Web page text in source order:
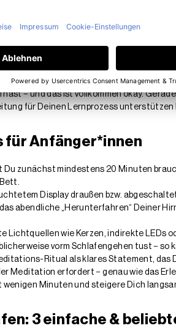
seltsam und ungewohnt vor. Es
unbekannten Abläufe einzulassen, von
− und das ist vollkommen okay.
für Deinen Lernprozess unterstützen
für Anfänger*innen
Du zunächst mindestens 20 Minuten
Display draußen bzw.
abendliche „Herunterfahren“ Deiner
Lichtquellen wie Kerzen, indirekte LEDs
vorm Schlafengehen tust −
Ritual als klares Statement, das
Meditation erfordert − genau wie das
Minuten und steigere Dich
3 einfache &